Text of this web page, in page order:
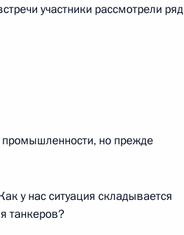
участники рассмотрели ряд
промышленности, но прежде
у нас ситуация складывается
танкеров?